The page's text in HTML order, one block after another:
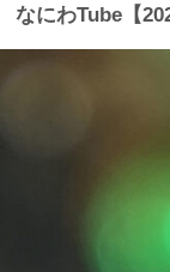
なにわTube【